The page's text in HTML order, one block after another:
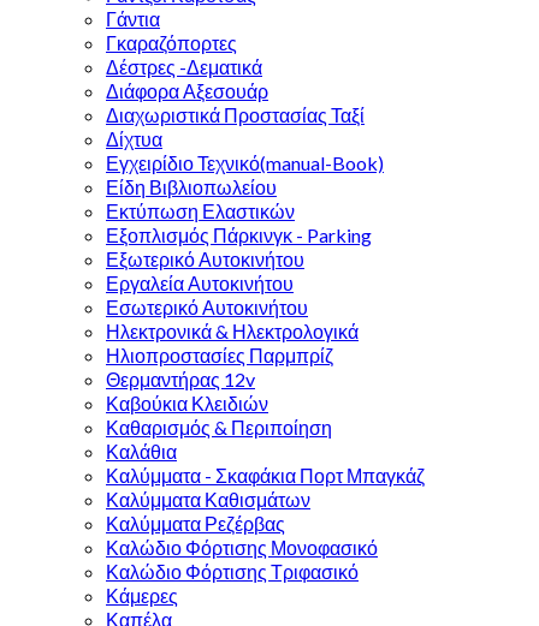
Γάντια
Γκαραζόπορτες
Δέστρες -Δεματικά
Διάφορα Αξεσουάρ
Διαχωριστικά Προστασίας Ταξί
Δίχτυα
Εγχειρίδιο Τεχνικό(manual-Book)
Είδη Βιβλιοπωλείου
Εκτύπωση Ελαστικών
Εξοπλισμός Πάρκινγκ - Parking
Εξωτερικό Αυτοκινήτου
Εργαλεία Αυτοκινήτου
Εσωτερικό Αυτοκινήτου
Ηλεκτρονικά & Ηλεκτρολογικά
Ηλιοπροστασίες Παρμπρίζ
Θερμαντήρας 12v
Καβούκια Κλειδιών
Καθαρισμός & Περιποίηση
Καλάθια
Καλύμματα - Σκαφάκια Πορτ Μπαγκάζ
Καλύμματα Καθισμάτων
Καλύμματα Ρεζέρβας
Καλώδιο Φόρτισης Μονοφασικό
Καλώδιο Φόρτισης Τριφασικό
Κάμερες
Καπέλα